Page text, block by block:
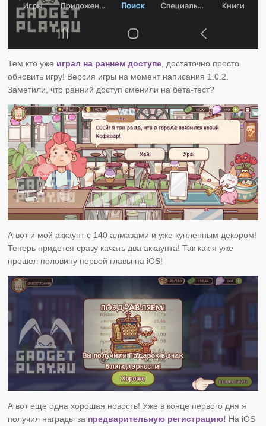
Тем кто уже играл на раннем доступе, достаточно просто
обновить игру! Версия игры на момент написания 1.0.2.
Заметили, что ранний доступ сменили на бета-тест?
А вот и мой аккаунт с 140 алмазами и уже купленным декором!
Теперь придется сразу качать два аккаунта! Так как я уже
прошел половину первой главы на iOS!
А вот еще одна хорошая новость! Уже в конце первого дня я
получил награды за предварительную регистрацию! На iOS